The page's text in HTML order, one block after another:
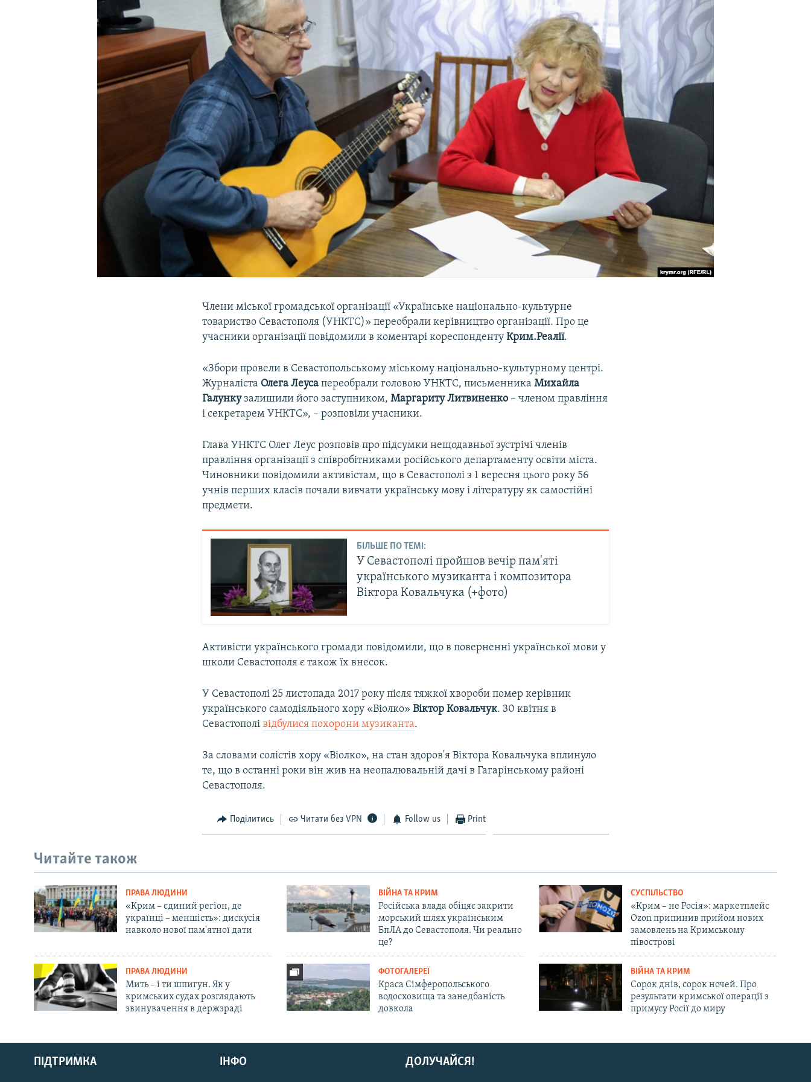
УКРАЇНСЬКА ПРОБЛЕМА КРИМУ
Русский
Qırımtatar
Члени міської громадської організації «Українське національно-культурне
товариство Севастополя (УНКТС)» переобрали керівництво організації. Про це
учасники організації повідомили в коментарі кореспондентуКрим.Реалії.
«Збори провели в Севастопольському міському національно-культурному центрі.
Журналіста Олега Леуса переобрали головою УНКТС, письменникаМихайла
Галункузалишили його заступником,Маргариту Литвиненко – членом правління
і секретарем УНКТС», – розповіли учасники.
Глава УНКТС Олег Леус розповів про підсумки нещодавньої зустрічі членів
правління організації з співробітниками російського департаменту освіти міста.
Чиновники повідомили активістам, що в Севастополі з 1 вересня цього року 56
учнів перших класів почали вивчати українську мову і літературу як самостійні
предмети.
БІЛЬШЕ ПО ТЕМІ:
У Севастополі пройшов вечір пам'яті
українського музиканта і композитора
Віктора Ковальчука (+фото)
Активісти українського громади повідомили, що в поверненні української мови у
школи Севастополя є також їх внесок.
У Севастополі 25 листопада 2017 року після тяжкої хвороби помер керівник
українського самодіяльного хору «Віолко»Віктор Ковальчук. 30 квітня в
Севастополівідбулися похорони музиканта.
За словами солістів хору «Віолко», на стан здоров'я Віктора Ковальчука вплинуло
те, що в останні роки він жив на неопалювальній дачі в Гагарінському районі
Севастополя.
Поділитись Читати без VPN Follow us Print
Читайте також
ПРАВА ЛЮДИНИ
«Крим – єдиний регіон, де
українці – меншість»: дискусія
навколо нової пам'ятної дати
ВІЙНА ТА КРИМ
Російська влада обіцяє закрити
морський шлях українським
БпЛА до Севастополя. Чи реально
це?
СУСПІЛЬСТВО
«Крим – не Росія»: маркетплейс
Ozon припинив прийом нових
замовлень на Кримському
півострові
ПРАВА ЛЮДИНИ
Мить – і ти шпигун. Як у
кримських судах розглядають
звинувачення в держзраді
ФОТОГАЛЕРЕЇ
Краса Сімферопольського
водосховища та занедбаність
довкола
ВІЙНА ТА КРИМ
Сорок днів, сорок ночей. Про
результати кримської операції з
примусу Росії до миру
ДОЛУЧАЙСЯ!
ПІДТРИМКА ІНФО